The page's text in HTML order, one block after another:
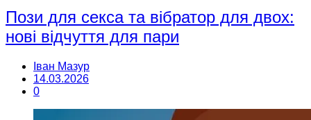
Пози для секса та вібратор для двох:
нові відчуття для пари
Іван Мазур
14.03.2026
0